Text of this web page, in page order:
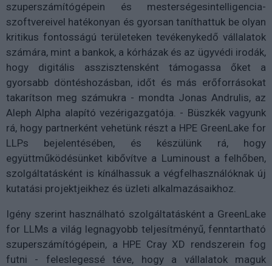
szuperszámítógépein és mesterségesintelligencia-
szoftvereivel hatékonyan és gyorsan taníthattuk be olyan
kritikus fontosságú területeken tevékenykedő vállalatok
számára, mint a bankok, a kórházak és az ügyvédi irodák,
hogy digitális asszisztensként támogassa őket a
gyorsabb döntéshozásban, időt és más erőforrásokat
takarítson meg számukra - mondta Jonas Andrulis, az
Aleph Alpha alapító vezérigazgatója. - Büszkék vagyunk
rá, hogy partnerként vehetünk részt a HPE GreenLake for
LLPs bejelentésében, és készülünk rá, hogy
együttműködésünket kibővítve a Luminoust a felhőben,
szolgáltatásként is kínálhassuk a végfelhasználóknak új
kutatási projektjeikhez és üzleti alkalmazásaikhoz.
Igény szerint használható szolgáltatásként a GreenLake
for LLMs a világ legnagyobb teljesítményű, fenntartható
szuperszámítógépein, a HPE Cray XD rendszerein fog
futni - feleslegessé téve, hogy a vállalatok maguk